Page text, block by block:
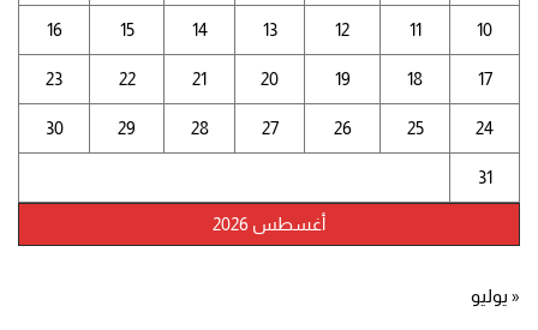
أغسطس 2026
10
11
12
13
14
15
16
17
18
19
20
21
22
23
24
25
26
27
28
29
30
31
« يوليو